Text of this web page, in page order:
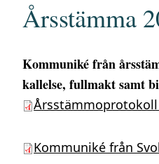
Årsstämma
Kommuniké från
kallelse, fullmakt samt
Årsstämmoprotokoll
Kommuniké från